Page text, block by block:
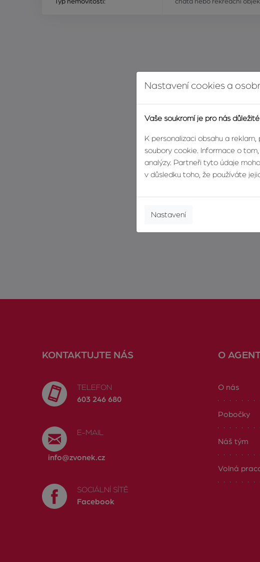
Typ nemovitosti: chata nebo rekreační
KONTAKTUJTE NÁS
TELEFON
603 246 680
E-MAIL
info@zvonek.cz
SOCIÁLNÍ SÍTĚ
Facebook
O
O nás
Pobočky
Náš tým
Volná
Nastavení cookies a
Vaše soukromí je pro nás důležité
K personalizaci obsahu a
soubory cookie. Informace o
analýzy. Partneři tyto údaje
v důsledku toho, že používáte
Nastavení